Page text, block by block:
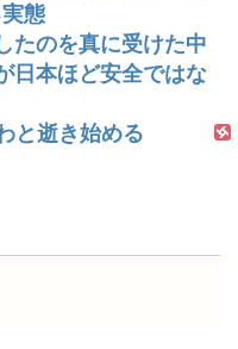
態
たのを真に受けた中
日本ほど安全ではな
と逝き始める